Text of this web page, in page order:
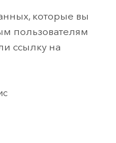
которые вы
пользователям
ссылку на